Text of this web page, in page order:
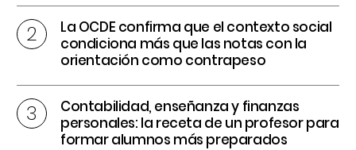
La OCDE confirma que el contexto social
condiciona más que las notas con la
orientación como contrapeso
Contabilidad, enseñanza y finanzas
personales: la receta de un profesor para
formar alumnos más preparados